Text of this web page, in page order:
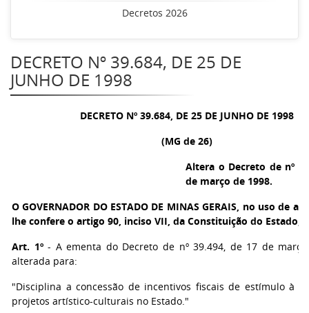
Decretos 2026
DECRETO Nº 39.684, DE 25 DE
JUNHO DE 1998
DECRETO Nº 39.684, DE 25 DE JUNHO DE 1998
(MG de 26)
Altera o Decreto de nº
de março de 1998.
O GOVERNADOR DO ESTADO DE MINAS GERAIS, no uso de
lhe confere o artigo 90, inciso VII, da Constituição do Estado,
Art. 1º- A ementa do Decreto de nº 39.494, de 17 de
alterada para:
"Disciplina a concessão de incentivos fiscais de estímulo à
projetos artístico-culturais no Estado."